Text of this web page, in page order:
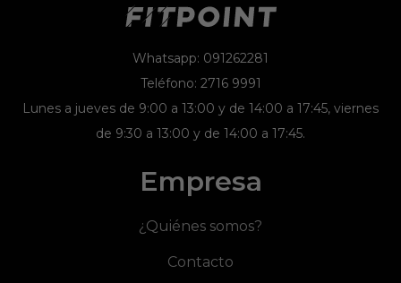
Whatsapp: 091262281
Teléfono: 2716 9991
Lunes a jueves de 9:00 a 13:00 y de 14:00 a 17:45, viernes
de 9:30 a 13:00 y de 14:00 a 17:45.
Empresa
¿Quiénes somos?
Contacto